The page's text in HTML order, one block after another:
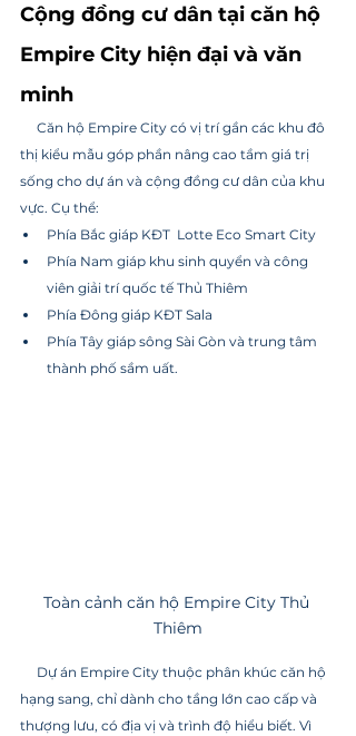
Cộng đồng cư dân tại căn hộ
Empire City hiện đại và văn
minh
thị kiểu mẫu góp phần nâng cao tầm giá trị
sống cho dự án và cộng đồng cư dân của khu
vực. Cụ thể:
Phía Bắc giáp KĐT  Lotte Eco Smart City
Phía Nam giáp khu sinh quyển và công
viên giải trí quốc tế Thủ Thiêm
Phía Đông giáp KĐT Sala
Phía Tây giáp sông Sài Gòn và trung tâm
thành phố sầm uất.
Toàn cảnh căn hộ Empire City Thủ
Thiêm
hạng sang, chỉ dành cho tầng lớn cao cấp và
thượng lưu, có địa vị và trình độ hiểu biết. Vì